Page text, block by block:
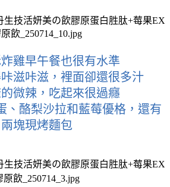
雞早午餐也很有水準
滋咔滋，裡面卻還很多汁
微辣，吃起來很過癮
、酪梨沙拉和藍莓優格，還有
兩塊現烤麵包